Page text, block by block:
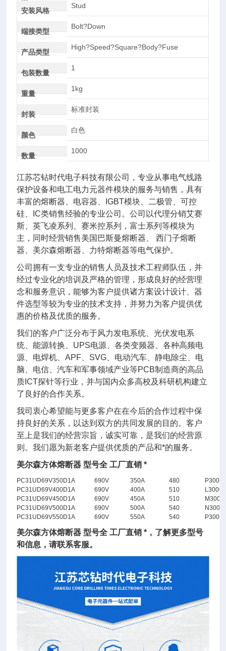
安装风格
Stud
端接类型
Bolt?Down
产品类型
High?Speed?Square?Body?Fuse
包装数量
1
重量
1kg
封装
标准封装
颜色
白色
数量
1000
江苏芯钻时代电子科技有限公司，专业从事电气线路
保护设备和电工电力元器件模块的服务与销售，具有
丰富的熔断器、电容器、IGBT模块、二极管、可控
硅、IC类销售经验的专业公司。公司以代理分销艾赛
斯、英飞凌系列、赛米控系列，富士系列等模块为
主，同时经营销售美国巴斯曼熔断器、 西门子熔断
器、美尔森熔断器、力特熔断器等电气保护。
公司拥有一支专业的销售人员及技术工程师队伍，并
经过专业化的培训及严格的管理，形成良好的经营理
念和服务意识，能够为客户提供诸方案设计设计、器
件选型等较为专业的技术支持，并努力为客户提供优
惠的价格及优质的服务。
我们的客户广泛分布于风力发电系统、光伏发电系
统、能源转换、UPS电源、各类变频器、各种高频电
源、电焊机、APF、SVG、电动汽车、静电除尘、电
脑、电信、汽车和军事领域产业等PCB制造商的高品
质ICT探针等行业，并与国内众多高校及科研机构建立
了良好的合作关系。
我司衷心希望能与更多客户在在今后的合作过程中保
持良好的关系，以达到双方的共同发展的目的。客户
至上是我们的经营宗旨，诚实可靠，是我们的经营原
则。我们愿为新老客户提供优质的产品和*的服务。
美尔森方体熔断器 型号全 工厂直销 *
PC31UD69V350D1A 690V 350A 480
PC31UD69V400D1A
690V 400A 510
PC31UD69V450D1A
690V 450A 510
PC31UD69V500D1A
690V 500A 540
PC31UD69V550D1A
690V 550A 540
美尔森方体熔断器 型号全 工厂直销 * ，了解更多型号
和信息，请联系客服。